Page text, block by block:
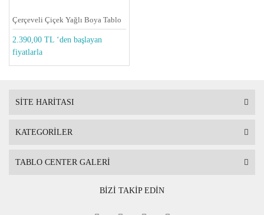
Çerçeveli Çiçek Yağlı Boya Tablo
2.390,00 TL ‘den başlayan
fiyatlarla
SİTE HARİTASI
KATEGORİLER
TABLO CENTER GALERİ
BİZİ TAKİP EDİN